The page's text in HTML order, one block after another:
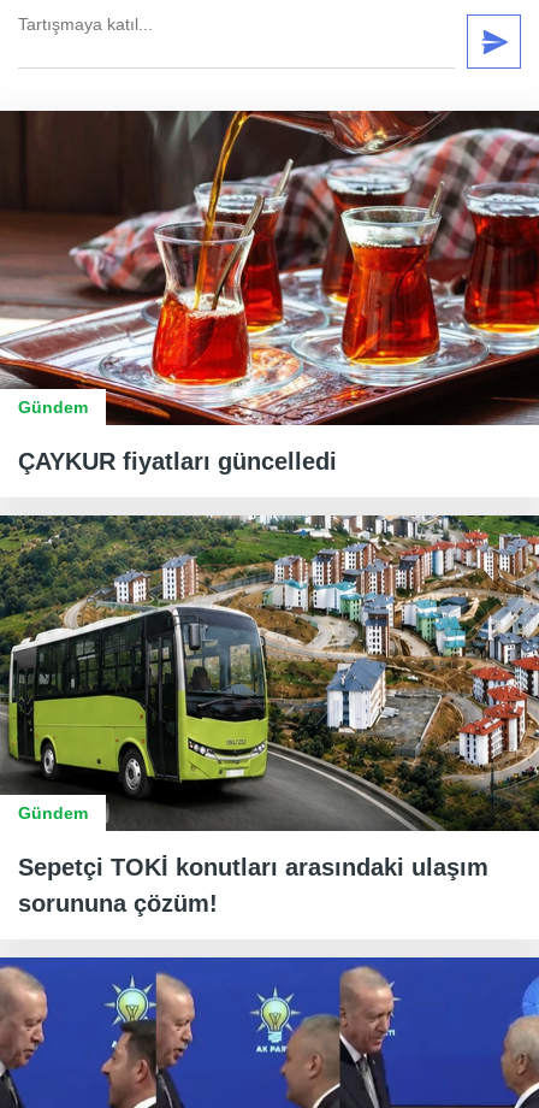
Gündem
ÇAYKUR fiyatları güncelledi
Gündem
Sepetçi TOKİ konutları arasındaki ulaşım
sorununa çözüm!